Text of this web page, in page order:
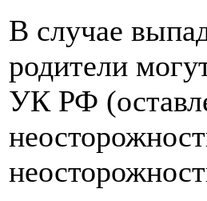
В случае
родители
УК РФ